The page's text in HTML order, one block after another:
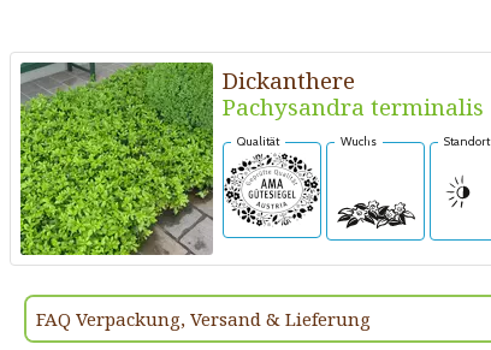
Dickanthere
Pachysandra terminalis
Qualität Wuchs Standort
FAQ Verpackung, Versand & Lieferung